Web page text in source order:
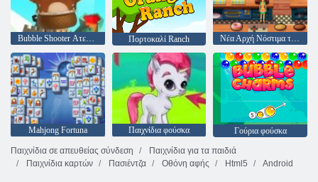
Bubble Shooter Ατελείωτες Πορτοκαλί Ranch Νέα Αρχή Νόστιμα της Emily
Mahjong Fortuna Παιχνίδια φούσκα
Γούρια φούσκα
Παιχνίδια σε απευθείας σύνδεση
Παιχνίδια για τα παιδιά
Παιχνίδια καρτών
Πασιέντζα Οθόνη αφής Html5 Android